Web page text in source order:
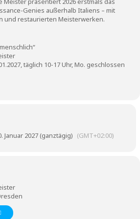
Genies außerhalb Italiens – mit
und restaurierten Meisterwerken.
täglich 10-17 Uhr, Mo. geschlossen
Januar 2027 (ganztägig) (GMT+02:00)